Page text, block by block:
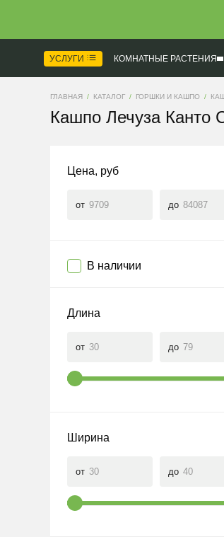
УСЛУГИ КОМНАТНЫЕ РАСТЕНИЯ
ГЛАВНАЯ КАТАЛОГ ГОРШКИ И КАШПО
Кашпо Лечуза Канто
Цена, руб
от до
В наличии
Длина
от до
Ширина
от до